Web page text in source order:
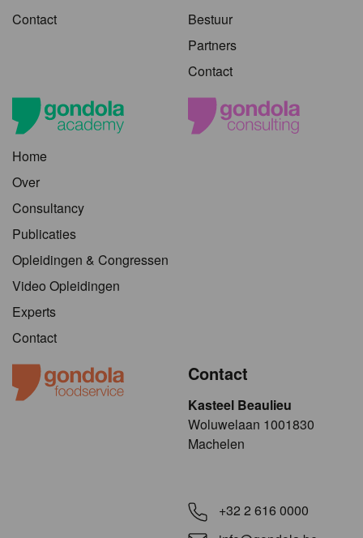
Contact
Bestuur
Partners
Contact
Home
Over
Consultancy
Publicaties
Opleidingen & Congressen
Video Opleidingen
Experts
Contact
Contact
Kasteel Beaulieu
​​​Woluwelaan 1001830
Machelen
+32 2 616 0000